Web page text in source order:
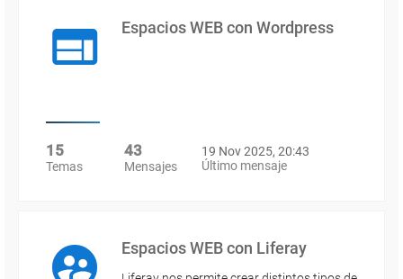
Espacios WEB con Wordpress
15
Temas
43
Mensajes
19 Nov 2025, 20:43
Último mensaje
Espacios WEB con Liferay